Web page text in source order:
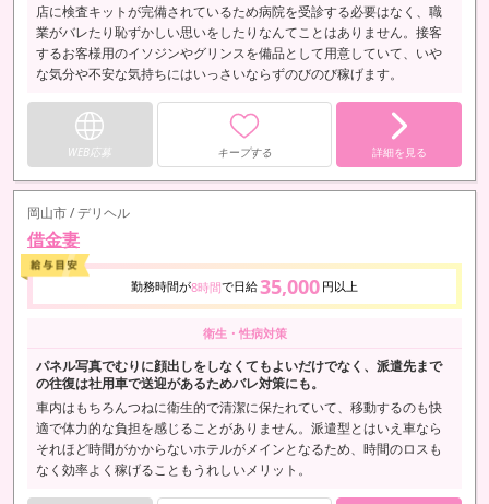
店に検査キットが完備されているため病院を受診する必要はなく、職
業がバレたり恥ずかしい思いをしたりなんてことはありません。接客
するお客様用のイソジンやグリンスを備品として用意していて、いや
な気分や不安な気持ちにはいっさいならずのびのび稼げます。
WEB応募 キープする 詳細を見る
岡山市 / デリヘル
借金妻
勤務時間が8時間で日給35,000 円以上
衛生・性病対策
パネル写真でむりに顔出しをしなくてもよいだけでなく、派遣先まで
の往復は社用車で送迎があるためバレ対策にも。
車内はもちろんつねに衛生的で清潔に保たれていて、移動するのも快
適で体力的な負担を感じることがありません。派遣型とはいえ車なら
それほど時間がかからないホテルがメインとなるため、時間のロスも
なく効率よく稼げることもうれしいメリット。